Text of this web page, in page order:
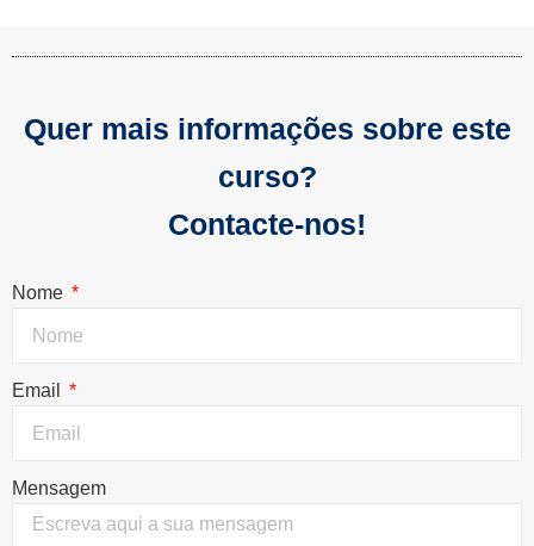
Quer mais informações sobre este
curso?
Contacte-nos!
Nome
Email
Mensagem